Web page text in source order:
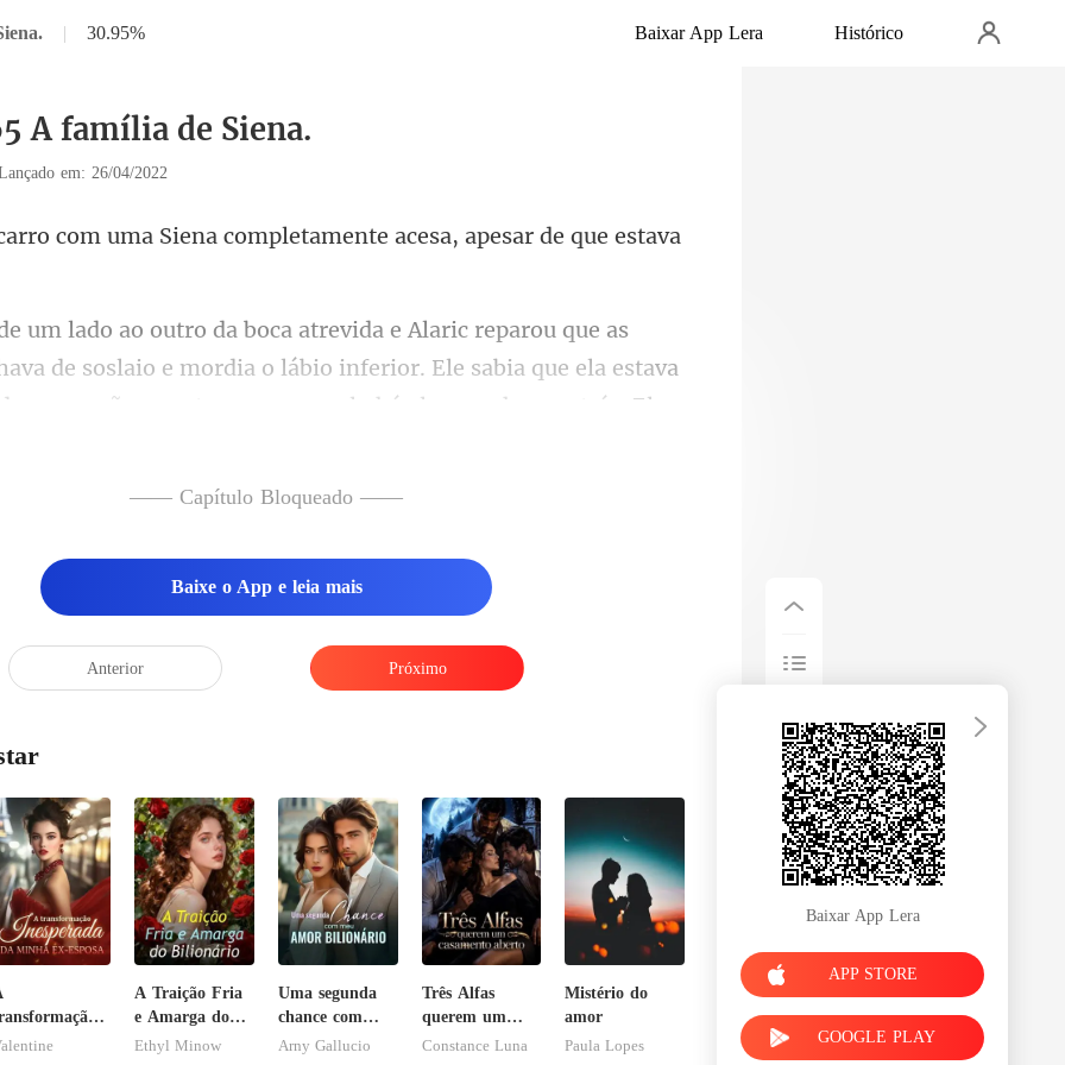
| 30.95% Baixar App Lera Histórico
A família de Siena.
em: 26/04/2022
Siena completamente acesa,
de soslaio e mordia o lábio inferior. Ele sabia que ela estava
—— Capítulo Bloqueado ——
Baixe o App e leia mais
Anterior Próximo
da
A Traição Fria
e Amarga do
Bilionário
Ethyl Minow
Uma segunda
chance com
meu amor
Arny Gallucio
Três Alfas
querem um
casamento
Constance Luna
Mistério do
amor
Paula Lopes
Baixar App Lera
APP STORE
GOOGLE PLAY